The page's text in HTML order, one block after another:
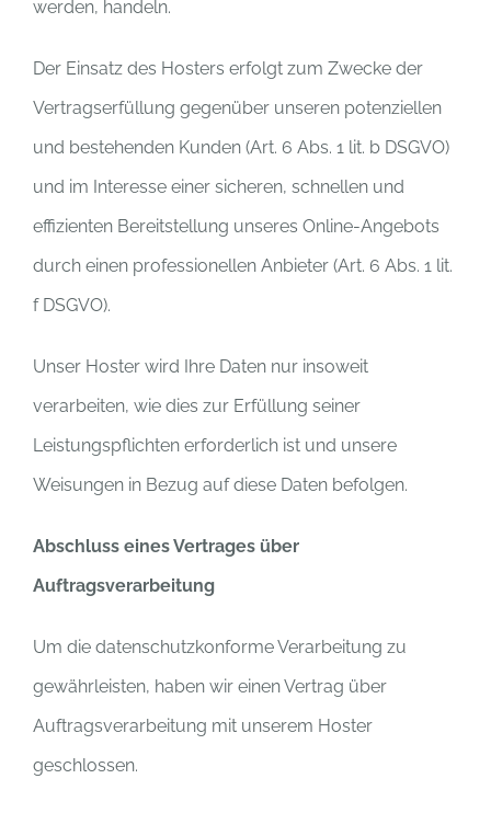
werden, handeln.
Der Einsatz des Hosters erfolgt zum Zwecke der
Vertragserfüllung gegenüber unseren potenziellen
und bestehenden Kunden (Art. 6 Abs. 1 lit. b DSGVO)
und im Interesse einer sicheren, schnellen und
effizienten Bereitstellung unseres Online-Angebots
durch einen professionellen Anbieter (Art. 6 Abs. 1 lit.
f DSGVO).
Unser Hoster wird Ihre Daten nur insoweit
verarbeiten, wie dies zur Erfüllung seiner
Leistungspflichten erforderlich ist und unsere
Weisungen in Bezug auf diese Daten befolgen.
Abschluss eines Vertrages über
Auftragsverarbeitung
Um die datenschutzkonforme Verarbeitung zu
gewährleisten, haben wir einen Vertrag über
Auftragsverarbeitung mit unserem Hoster
geschlossen.